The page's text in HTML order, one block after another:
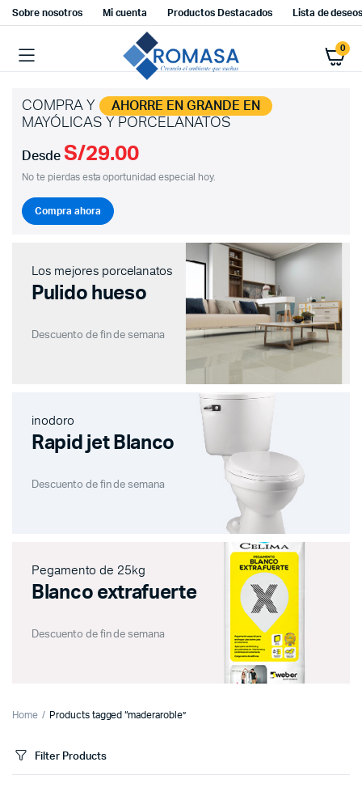
Sobre nosotros Mi cuenta Productos Destacados Lista de
0
COMPRA Y AHORRE EN GRANDE EN
MAYÓLICAS Y PORCELANATOS
Desde S/29.00
No te pierdas esta oportunidad especial hoy.
Compra ahora
Los mejores porcelanatos
Pulido hueso
Descuento de fin de semana
inodoro
Rapid jet Blanco
Descuento de fin de semana
Pegamento de 25kg
Blanco extrafuerte
Descuento de fin de semana
Home Products tagged “maderaroble”
Filter Products